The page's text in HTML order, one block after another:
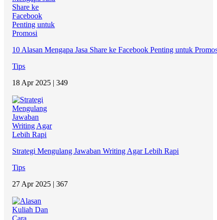
10 Alasan Mengapa Jasa Share ke Facebook Penting untuk
Tips
18 Apr 2025 |349
Strategi Mengulang Jawaban Writing Agar Lebih Rapi
Tips
27 Apr 2025 |367